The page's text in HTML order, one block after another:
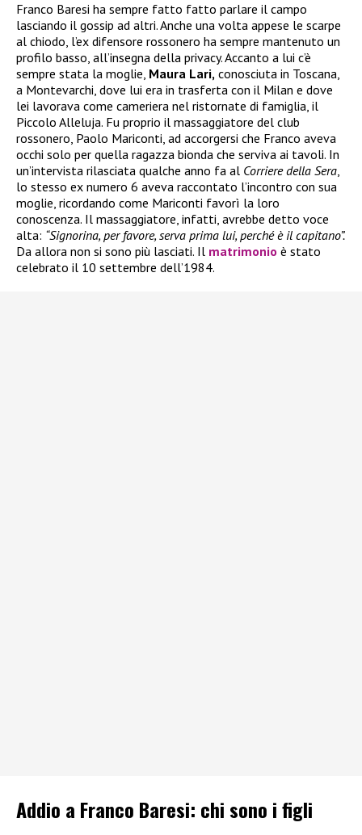
Franco Baresi ha sempre fatto fatto parlare il campo
lasciando il gossip ad altri. Anche una volta appese le scarpe
al chiodo, l’ex difensore rossonero ha sempre mantenuto un
profilo basso, all’insegna della privacy. Accanto a lui c’è
sempre stata la moglie, Maura Lari, conosciuta in Toscana,
a Montevarchi, dove lui era in trasferta con il Milan e dove
lei lavorava come cameriera nel ristornate di famiglia, il
Piccolo Alleluja. Fu proprio il massaggiatore del club
rossonero, Paolo Mariconti, ad accorgersi che Franco aveva
occhi solo per quella ragazza bionda che serviva ai tavoli. In
un’intervista rilasciata qualche anno fa al Corriere della Sera,
lo stesso ex numero 6 aveva raccontato l’incontro con sua
moglie, ricordando come Mariconti favorì la loro
conoscenza. Il massaggiatore, infatti, avrebbe detto voce
alta: “Signorina, per favore, serva prima lui, perché è il capitano”.
Da allora non si sono più lasciati. Il matrimonio è stato
celebrato il 10 settembre dell’1984.
Addio a Franco Baresi: chi sono i figli